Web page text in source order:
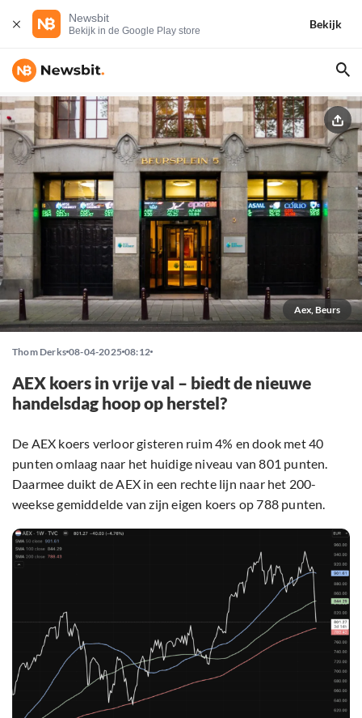
Newsbit
Bekijk in de Google Play store
Bekijk
Aex, Beurs
Thom Derks 08-04-2025 08:12
AEX koers in vrije val – biedt de nieuwe
handelsdag hoop op herstel?
De AEX koers verloor gisteren ruim 4% en dook met 40
punten omlaag naar het huidige niveau van 801 punten.
Daarmee duikt de AEX in een rechte lijn naar het 200-
weekse gemiddelde van zijn eigen koers op 788 punten.